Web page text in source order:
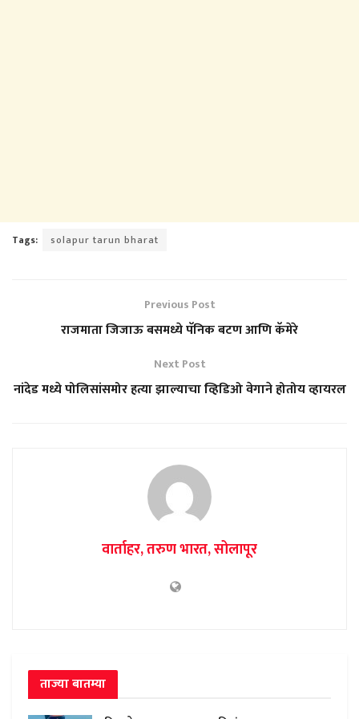
Tags: solapur tarun bharat
Previous Post
राजमाता जिजाऊ बसमध्ये पॅनिक बटण आणि कॅमेरे
Next Post
नांदेड मध्ये पोलिसांसमोर हत्या झाल्याचा व्हिडिओ वेगाने होतोय व्हायरल
वार्ताहर, तरुण भारत, सोलापूर
ताज्या बातम्या